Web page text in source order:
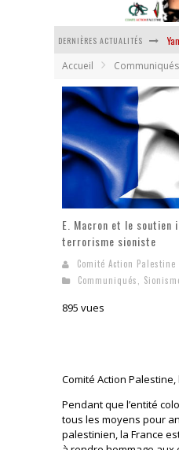
DERNIÈRES ACTUALITÉS
Accueil Communiqués
E. Macron et le soutien
terrorisme sioniste
Comité Action Palestine
Communiqués
895 vues
Comité Action Palestine,
Pendant que l’entité
tous les moyens pour
palestinien, la France